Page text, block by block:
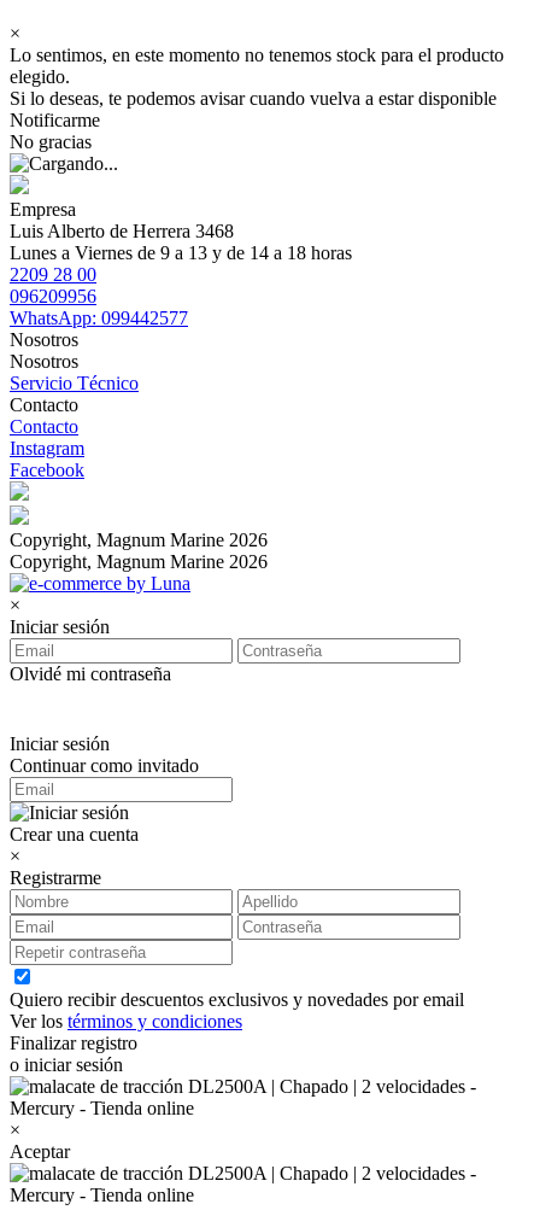
×
Lo sentimos, en este momento no tenemos stock para el producto
elegido.
Si lo deseas, te podemos avisar cuando vuelva a estar disponible
Notificarme
No gracias
Empresa
Luis Alberto de Herrera 3468
Lunes a Viernes de 9 a 13 y de 14 a 18 horas
2209 28 00
096209956
WhatsApp: 099442577
Nosotros
Nosotros
Servicio Técnico
Contacto
Contacto
Instagram
Facebook
Copyright, Magnum Marine 2026
Copyright, Magnum Marine 2026
×
Iniciar sesión
Olvidé mi contraseña
Iniciar sesión
Continuar como invitado
Crear una cuenta
×
Registrarme
Quiero recibir descuentos exclusivos y novedades por email
Ver los términos y condiciones
Finalizar registro
o iniciar sesión
×
Aceptar